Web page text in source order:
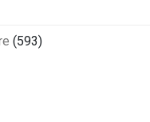
(593)